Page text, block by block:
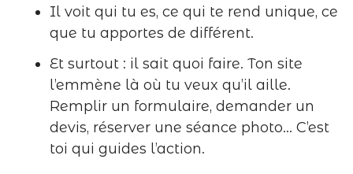
Il voit qui tu es, ce qui te rend unique, ce
que tu apportes de différent.
Et surtout : il sait quoi faire. Ton site
l’emmène là où tu veux qu’il aille.
Remplir un formulaire, demander un
devis, réserver une séance photo… C’est
toi qui guides l’action.